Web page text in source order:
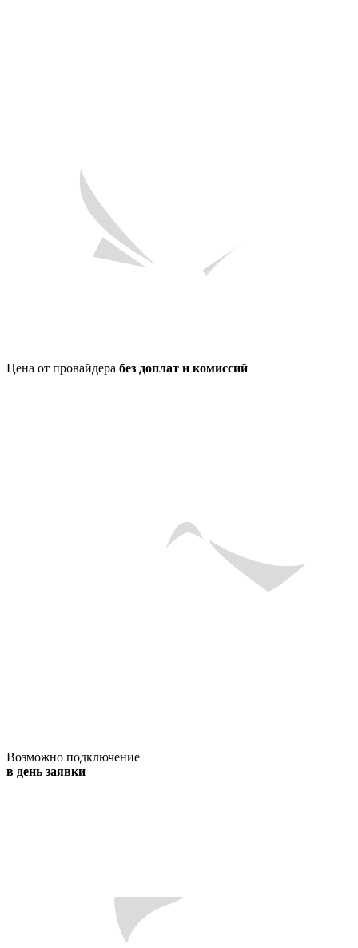
Цена от провайдера без доплат и комиссий
Возможно подключение
в день заявки